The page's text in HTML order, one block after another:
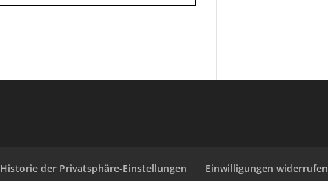
Historie der Privatsphäre-Einstellungen Einwilligungen widerrufen